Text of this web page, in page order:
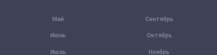
Май
Июнь
Июль
Сентябрь
Октябрь
Ноябрь